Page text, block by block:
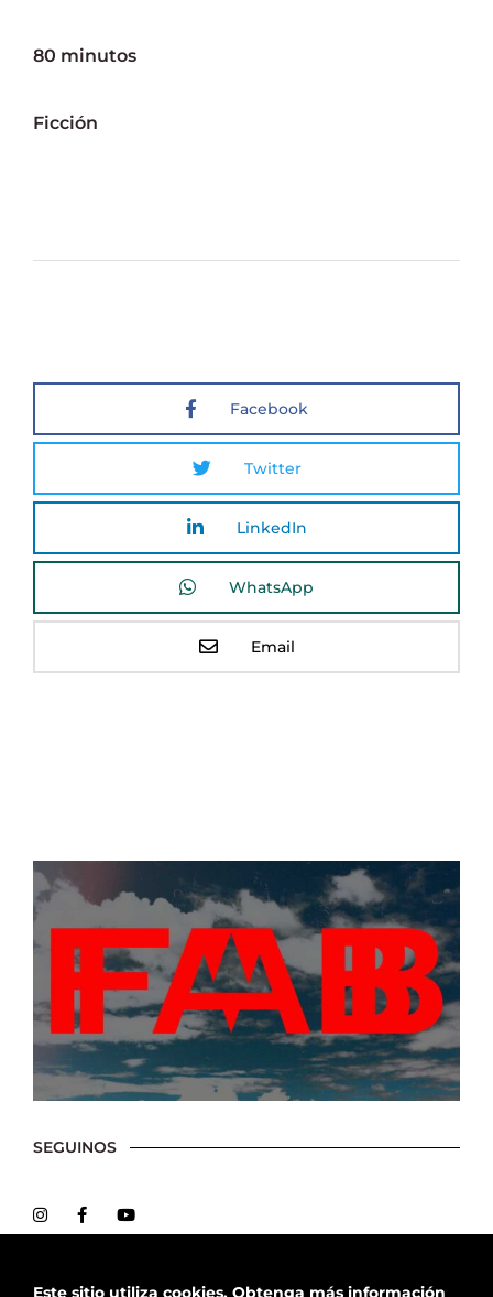
80 minutos
Ficción
Facebook
Twitter
LinkedIn
WhatsApp
Email
SEGUINOS
Este sitio utiliza cookies. Obtenga más información